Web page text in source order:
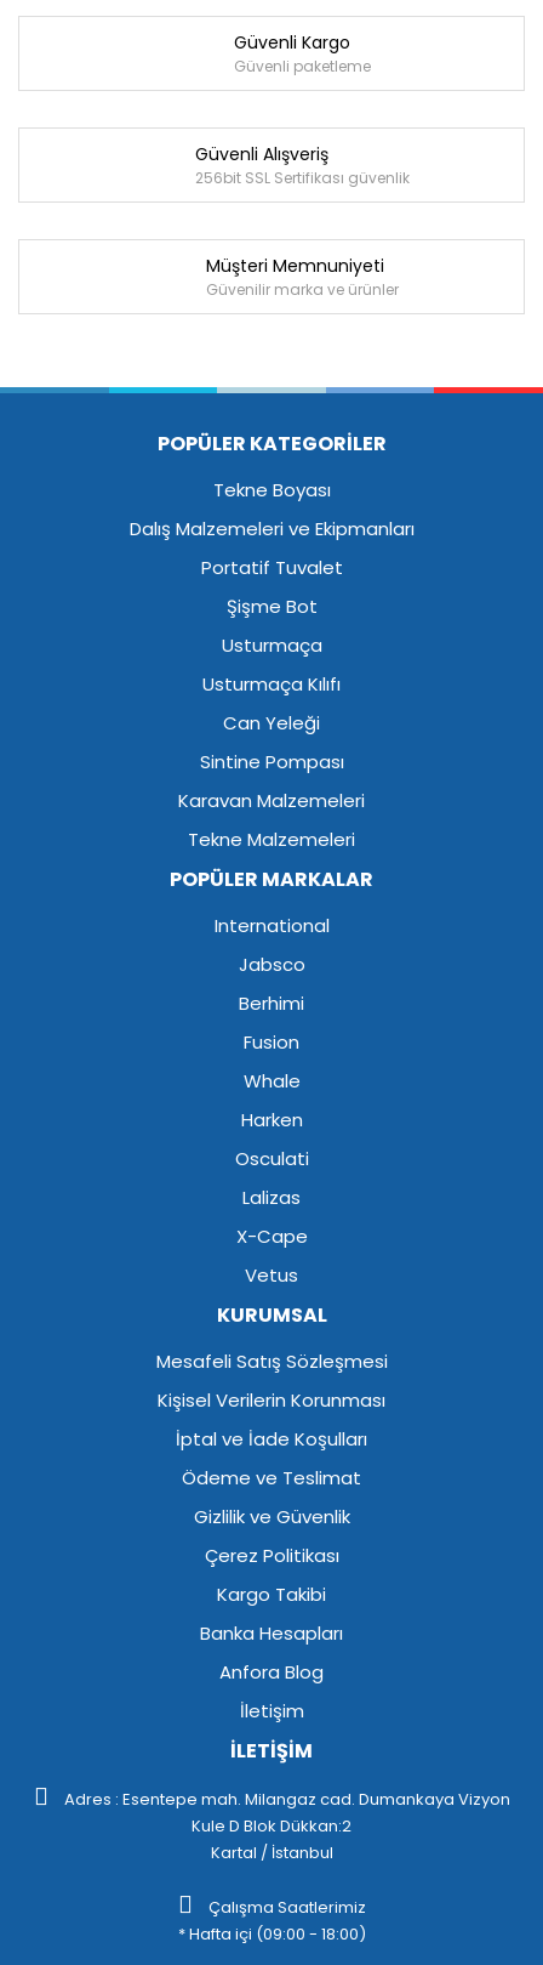
Güvenli Kargo
Güvenli paketleme
Güvenli Alışveriş
256bit SSL Sertifikası güvenlik
Müşteri Memnuniyeti
Güvenilir marka ve ürünler
POPÜLER KATEGORİLER
Tekne Boyası
Dalış Malzemeleri ve Ekipmanları
Portatif Tuvalet
Şişme Bot
Usturmaça
Usturmaça Kılıfı
Can Yeleği
Sintine Pompası
Karavan Malzemeleri
Tekne Malzemeleri
POPÜLER MARKALAR
International
Jabsco
Berhimi
Fusion
Whale
Harken
Osculati
Lalizas
X-Cape
Vetus
KURUMSAL
Mesafeli Satış Sözleşmesi
Kişisel Verilerin Korunması
İptal ve İade Koşulları
Ödeme ve Teslimat
Gizlilik ve Güvenlik
Çerez Politikası
Kargo Takibi
Banka Hesapları
Anfora Blog
İletişim
İLETİŞİM
Adres : Esentepe mah. Milangaz cad. Dumankaya Vizyon
Kule D Blok Dükkan:2
Kartal / İstanbul
Çalışma Saatlerimiz
* Hafta içi (09:00 - 18:00)